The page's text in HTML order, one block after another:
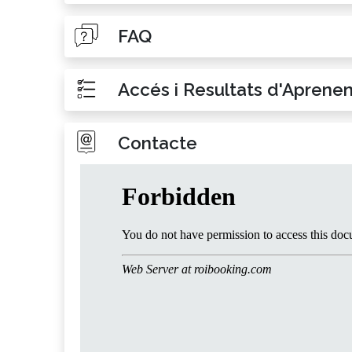
FAQ
Accés i Resultats
Contacte